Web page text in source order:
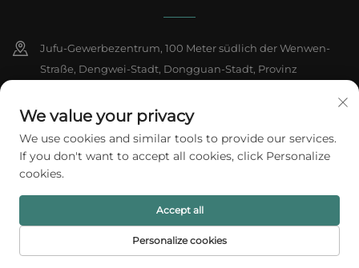
Jufu-Gewerbezentrum, 100 Meter südlich der Wenwen-
Straße, Dengwei-Stadt, Dongguan-Stadt, Provinz
+86-18802602550
[email protected]
Copyright © 2026 A1 Packing Co., Ltd. Alle Rechte vorbehalten.
Datenschutzrichtlinie
We value your privacy
We use cookies and similar tools to provide our services.
If you don't want to accept all cookies, click Personalize
cookies.
Personalize cookies
Accept all